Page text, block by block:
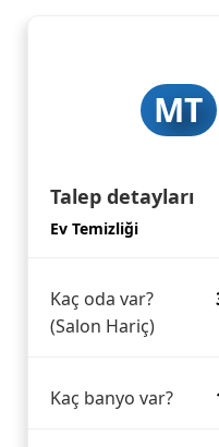
MT
Talep detayları
Ev Temizliği
Kaç oda var?
(Salon Hariç)
Kaç banyo var?